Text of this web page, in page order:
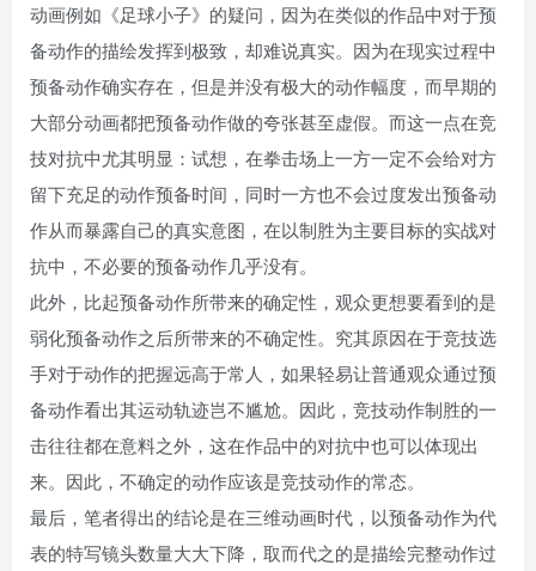
动画例如《足球小子》的疑问，因为在类似的作品中对于预
备动作的描绘发挥到极致，却难说真实。因为在现实过程中
预备动作确实存在，但是并没有极大的动作幅度，而早期的
大部分动画都把预备动作做的夸张甚至虚假。而这一点在竞
技对抗中尤其明显：试想，在拳击场上一方一定不会给对方
留下充足的动作预备时间，同时一方也不会过度发出预备动
作从而暴露自己的真实意图，在以制胜为主要目标的实战对
抗中，不必要的预备动作几乎没有。
此外，比起预备动作所带来的确定性，观众更想要看到的是
弱化预备动作之后所带来的不确定性。究其原因在于竞技选
手对于动作的把握远高于常人，如果轻易让普通观众通过预
备动作看出其运动轨迹岂不尴尬。因此，竞技动作制胜的一
击往往都在意料之外，这在作品中的对抗中也可以体现出
来。因此，不确定的动作应该是竞技动作的常态。
最后，笔者得出的结论是在三维动画时代，以预备动作为代
表的特写镜头数量大大下降，取而代之的是描绘完整动作过